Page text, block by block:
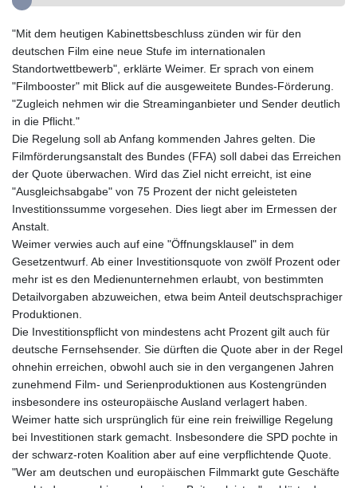
"Mit dem heutigen Kabinettsbeschluss zünden wir für den
deutschen Film eine neue Stufe im internationalen
Standortwettbewerb", erklärte Weimer. Er sprach von einem
"Filmbooster" mit Blick auf die ausgeweitete Bundes-Förderung.
"Zugleich nehmen wir die Streaminganbieter und Sender deutlich
in die Pflicht."
Die Regelung soll ab Anfang kommenden Jahres gelten. Die
Filmförderungsanstalt des Bundes (FFA) soll dabei das Erreichen
der Quote überwachen. Wird das Ziel nicht erreicht, ist eine
"Ausgleichsabgabe" von 75 Prozent der nicht geleisteten
Investitionssumme vorgesehen. Dies liegt aber im Ermessen der
Anstalt.
Weimer verwies auch auf eine "Öffnungsklausel" in dem
Gesetzentwurf. Ab einer Investitionsquote von zwölf Prozent oder
mehr ist es den Medienunternehmen erlaubt, von bestimmten
Detailvorgaben abzuweichen, etwa beim Anteil deutschsprachiger
Produktionen.
Die Investitionspflicht von mindestens acht Prozent gilt auch für
deutsche Fernsehsender. Sie dürften die Quote aber in der Regel
ohnehin erreichen, obwohl auch sie in den vergangenen Jahren
zunehmend Film- und Serienproduktionen aus Kostengründen
insbesondere ins osteuropäische Ausland verlagert haben.
Weimer hatte sich ursprünglich für eine rein freiwillige Regelung
bei Investitionen stark gemacht. Insbesondere die SPD pochte in
der schwarz-roten Koalition aber auf eine verpflichtende Quote.
"Wer am deutschen und europäischen Filmmarkt gute Geschäfte